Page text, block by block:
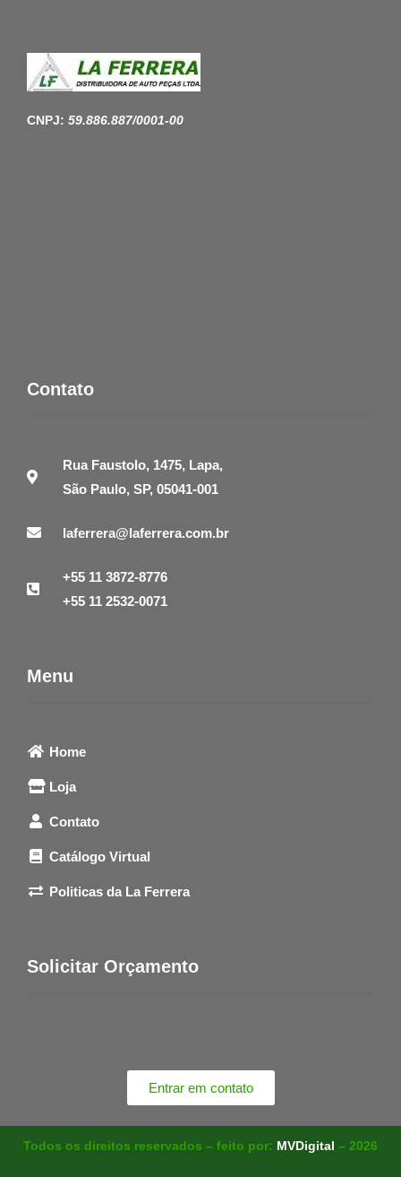
CNPJ: 59.886.887/0001-00
Contato
Rua Faustolo, 1475, Lapa,
São Paulo, SP, 05041-001
laferrera@laferrera.com.br
+55 11 3872-8776
+55 11 2532-0071
Menu
Home
Loja
Contato
Catálogo Virtual
Politicas da La Ferrera
Solicitar Orçamento
Entrar em contato
Todos os direitos reservados – feito por: MVDigital – 2026